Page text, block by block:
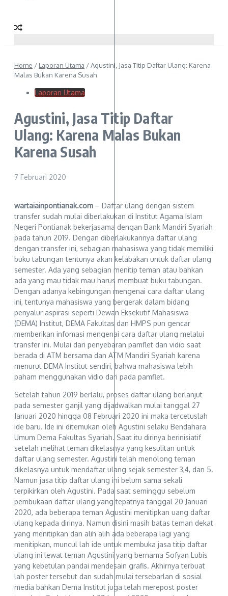
Home / Laporan Utama /Agustini, Jasa Titip Daftar Ulang: Karena
Malas Bukan Karena Susah
Laporan Utama
Agustini, Jasa Titip Daftar
Ulang: Karena Malas Bukan
Karena Susah
7 Februari 2020
wartaiainpontianak.com – Daftar ulang dengan sistem
transfer sudah mulai diberlakukan di Institut Agama Islam
Negeri Pontianak bekerjasama dengan Bank Mandiri Syariah
pada tahun 2019. Dengan diberlakukannya daftar ulang
dengan transfer ini, sebagian mahasiswa yang tidak memiliki
buku tabungan tentunya akan kelabakan untuk daftar ulang
semester. Ada yang sebagian menitip teman atau bahkan
ada yang mau tidak mau harus membuat buku tabungan.
Dengan adanya kebingungan mengenai cara daftar ulang
ini, tentunya mahasiswa yang bergerak dalam bidang
penyalur aspirasi seperti Dewan Eksekutif Mahasiswa
(DEMA) Institut, DEMA Fakultas dan HMPS pun gencar
memberikan infomasi mengenai cara daftar ulang melalui
transfer ini. Mulai dari penyebaran pamflet dan vidio saat
berada di ATM bersama dan ATM Mandiri Syariah karena
menurut DEMA Institut sendiri, bahwa mahasiswa lebih
paham menggunakan vidio dari pada pamflet.
Setelah tahun 2019 berlalu, proses daftar ulang berlanjut
pada semester ganjil yang dijadwalkan mulai tanggal 27
Januari 2020 hingga 08 Februari 2020 ini maka tercetuslah
ide baru. Ide ini ditemukan oleh Agustini selaku Bendahara
Umum Dema Fakultas Syariah. Saat itu dirinya berinisiatif
setelah melihat teman dikelasnya yang kesulitan untuk
daftar ulang semester. Agustini telah menolong teman
dikelasnya untuk mendaftar ulang sejak semester 3,4, dan 5.
Namun jasa titip daftar ulang ini belum sama sekali
terpikirkan oleh Agustini. Pada saat seminggu sebelum
pembukaan daftar ulang yang tepatnya tanggal 20 Januari
2020, ada beberapa teman Agustini menitipkan uang daftar
ulang kepada dirinya. Namun disini masih batas teman dekat
yang menitipkan dan alih alih ada beberapa lagi yang
menitipkan, muncul lah ide untuk membuka jasa titip daftar
ulang ini lewat teman Agustini yang bernama Sofyan Lubis
yang kebetulan pandai mendesain grafis. Akhirnya terbuat
lah poster tersebut dan sudah mulai tersebarlan di sosial
media bahkan Dema Institut juga telah merepost poster